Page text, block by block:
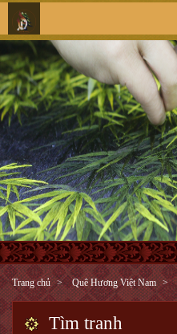
Trang chủ Quê Hương Việt Nam
Tìm tranh